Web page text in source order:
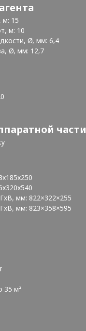
м: 15
м: 10
Ø, мм: 6,4
Ø, мм: 12,7
части
мм: 822×322×255
мм: 823×358×595
35 м²